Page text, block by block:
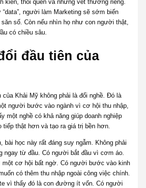
kiến, thói quen và những vết thương riêng.
“data”, người làm Marketing sẽ sớm biến
số. Còn nếu nhìn họ như con người thật,
có chiều sâu.
đầu tiên của
của Khải Mỹ không phải là đổi nghề. Đó là
người bước vào ngành vì cơ hội thu nhập,
một nghề có khả năng giúp doanh nghiệp
tiếp thật hơn và tạo ra giá trị bền hơn.
bài học này rất đáng suy ngẫm. Không phải
ngay từ đầu. Có người bắt đầu vì cơm áo.
một cơ hội bất ngờ. Có người bước vào kinh
có thêm thu nhập ngoài công việc chính.
vì thấy đó là con đường ít vốn. Có người